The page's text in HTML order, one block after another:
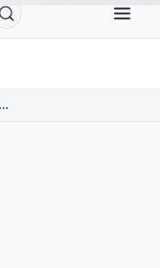
$0.9991 BNB
SpazioCrypto Insider: 誰もが欲しがる2025年の暗号通貨